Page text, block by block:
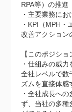
RPA等）の推進
・主要業務に
・KPI（MPH・
改善アクション
【このポジショ
・仕組みの威
全社レベルで数
ズムを直接体感
・全社成長へ
ず、当社の多種